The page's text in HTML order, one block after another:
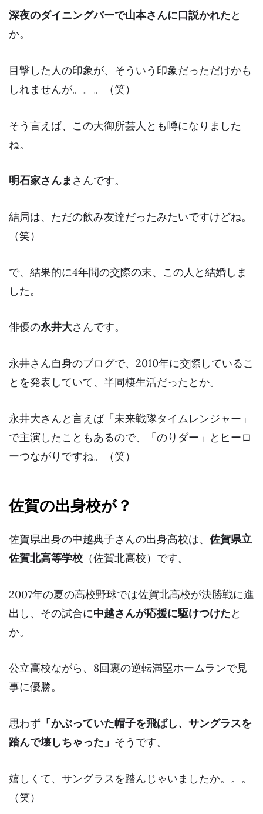
深夜のダイニングバーで山本さんに口説かれたと
か。
目撃した人の印象が、そういう印象だっただけかも
しれませんが。。。（笑）
そう言えば、この大御所芸人 とも噂になりました
ね。
明石家さんま さんです。
結局は、 ただの飲み友達だったみたいですけどね。
（笑）
で、結果的に4年間の交際の末、この人と結婚しま
した。
俳優の永井大さんです。
永井さん自身のブログで、2010年に交際しているこ
とを発表していて、半同棲生活だったとか。
永井大さんと言えば「未来戦隊タイムレンジャー」
で主演したこともあるので、「のりダー」と ヒーロ
ーつながり ですね。（笑）
佐賀の出身校が？
佐賀県出身の中越典子さんの出身高校は、 佐賀県立
佐賀北高等学校 （佐賀北高校）です。
2007年の夏の高校野球では佐賀北高校が決勝戦に進
出し、その試合に中越さんが応援に駆けつけたと
か。
公立高校ながら、8回裏の逆転満塁ホームランで見
事に優勝。
思わず 「かぶっていた帽子を飛ばし、サングラスを
踏んで壊しちゃった」 そうです。
嬉しくて、サングラスを踏んじゃいましたか。。。
（笑）